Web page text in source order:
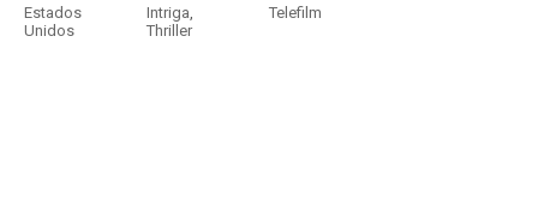
Estados
Unidos
Intriga,
Thriller
Telefilm